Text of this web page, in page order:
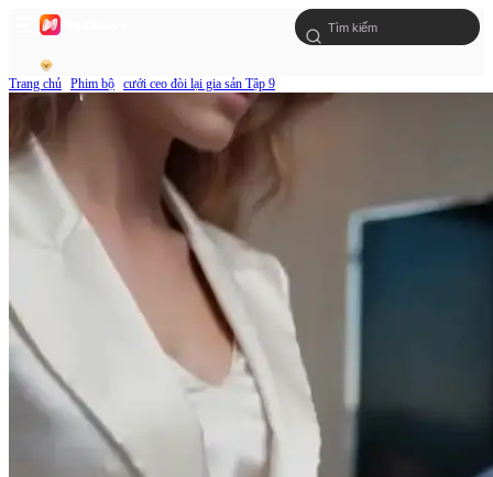
Trang chủ Phim bộ cưới ceo đòi lại gia sản Tập 9